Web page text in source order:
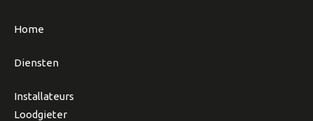
Home
Diensten
Installateurs
Loodgieter